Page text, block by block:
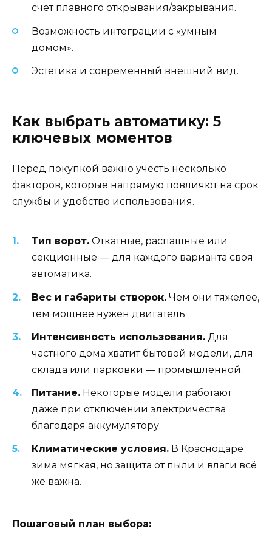
счёт плавного открывания/закрывания.
Возможность интеграции с «умным
домом».
Эстетика и современный внешний вид.
Как выбрать автоматику: 5
ключевых моментов
Перед покупкой важно учесть несколько
факторов, которые напрямую повлияют на срок
службы и удобство использования.
Тип ворот. Откатные, распашные или
секционные — для каждого варианта своя
автоматика.
Вес и габариты створок. Чем они тяжелее,
тем мощнее нужен двигатель.
Интенсивность использования. Для
частного дома хватит бытовой модели, для
склада или парковки — промышленной.
Питание. Некоторые модели работают
даже при отключении электричества
благодаря аккумулятору.
Климатические условия. В Краснодаре
зима мягкая, но защита от пыли и влаги всё
же важна.
Пошаговый план выбора: